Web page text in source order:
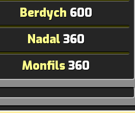
Berdych 600
Nadal360
Monfils360